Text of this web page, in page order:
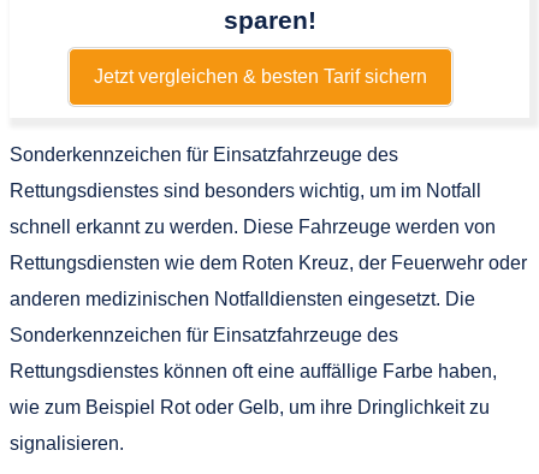
sparen!
Jetzt vergleichen & besten Tarif sichern
Sonderkennzeichen für Einsatzfahrzeuge des
Rettungsdienstes sind besonders wichtig, um im Notfall
schnell erkannt zu werden. Diese Fahrzeuge werden von
Rettungsdiensten wie dem Roten Kreuz, der Feuerwehr oder
anderen medizinischen Notfalldiensten eingesetzt. Die
Sonderkennzeichen für Einsatzfahrzeuge des
Rettungsdienstes können oft eine auffällige Farbe haben,
wie zum Beispiel Rot oder Gelb, um ihre Dringlichkeit zu
signalisieren.